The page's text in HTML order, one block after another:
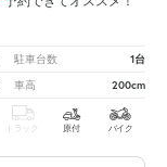
駐車台数 1台
車高 200cm
トラック 原付 バイク